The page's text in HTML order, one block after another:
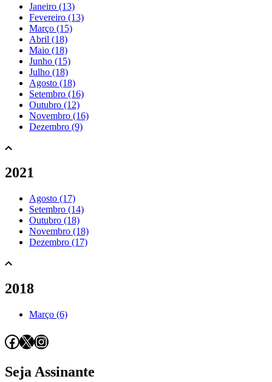
Janeiro (13)
Fevereiro (13)
Março (15)
Abril (18)
Maio (18)
Junho (15)
Julho (18)
Agosto (18)
Setembro (16)
Outubro (12)
Novembro (16)
Dezembro (9)
2021
Agosto (17)
Setembro (14)
Outubro (18)
Novembro (18)
Dezembro (17)
2018
Março (6)
Facebook
X Instagram
Seja Assinante